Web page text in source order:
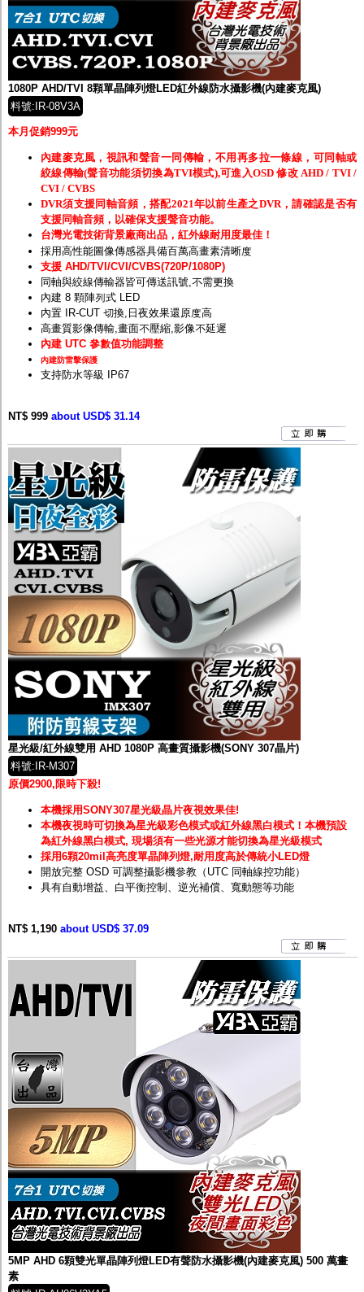
1080P AHD/TVI 8顆單晶陣列燈LED紅外線防水攝影機(內建麥克風)
料號:IR-08V3A
本月促銷999元
內建麥克風，視訊和聲音一同傳輸，不用再多拉一條線，可同軸或
絞線傳輸(聲音功能須切換為TVI模式),可進入OSD 修改 AHD / TVI /
CVI / CVBS
DVR須支援同軸音頻，搭配2021年以前生產之DVR，請確認是否有
支援同軸音頻，以確保支援聲音功能。
台灣光電技術背景廠商出品，紅外線耐用度最佳！
採用高性能圖像傳感器具備百萬高畫素清晰度
支援 AHD/TVI/CVI/CVBS(720P/1080P)
同軸與絞線傳輸器皆可傳送訊號,不需更換
內建 8 顆陣列式 LED
內置 IR-CUT 切換,日夜效果還原度高
高畫質影像傳輸,畫面不壓縮,影像不延遲
內建 UTC 參數值功能調整
內建防雷擊保護
支持防水等級 IP67
NT$ 999 about USD$ 31.14
星光級/紅外線雙用 AHD 1080P 高畫質攝影機(SONY 307晶片)
料號:IR-M307
原價2900,限時下殺!
本機採用SONY307星光級晶片夜視效果佳!
本機夜視時可切換為星光級彩色模式或紅外線黑白模式！ 本機預設
為紅外線黑白模式, 現場須有一些光源才能切換為星光級模式
採用6顆20mil高亮度單晶陣列燈,耐用度高於傳統小LED燈
開放完整 OSD 可調整攝影機參教（UTC 同軸線控功能）
具有自動增益、白平衡控制、逆光補償、寬動態等功能
NT$ 1,190 about USD$ 37.09
5MP AHD 6顆雙光單晶陣列燈LED有聲防水攝影機(內建麥克風) 500 萬畫
素